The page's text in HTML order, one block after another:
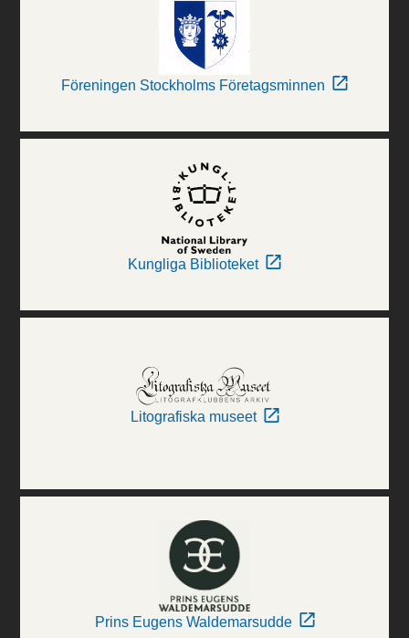
Föreningen Stockholms Företagsminnen
Kungliga Biblioteket
Litografiska museet
Prins Eugens Waldemarsudde